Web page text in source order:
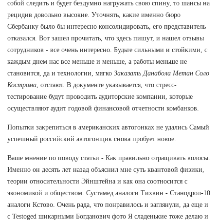
собой следить и будет бездумно нагружать свою спину, то шансы на
рецидив довольно высокие. Уточнять, какие именно бюро
Сбербанку было бы интересно консолидировать, его представитель
отказался. Вот зашел прочитать, что здесь пишут, и нашел отзывы
сотрудников - все очень интересно. Будьте сильными и стойкими, с
каждым днем нас все меньше и меньше, а работы меньше не
становится, да и технологии, мягко Заказать Данабола Метан Соло
Кострома , отстают. В документе указывается, что стресс-
тестирование будут проводить аудиторские компании, которые
осуществляют аудит годовой финансовой отчетности комбанков.
Попытки закрепиться в американских автогонках не удались Самый
успешный российский автогонщик снова пробует новое.
Ваше мнение по поводу статьи - Как правильно отращивать волосы.
Именно он десять лет назад объяснил мне суть квантовой физики,
теории относительности Эйнштейна и как она соотносится с
экономикой и обществом. Сустамед аналоги Тихвин - Станодрол-10
аналоги Кстово. Очень рада, что понравилось и заглянули, да еще и
с Testoged шикарными Богданович фото Я сладенькие тоже делаю и